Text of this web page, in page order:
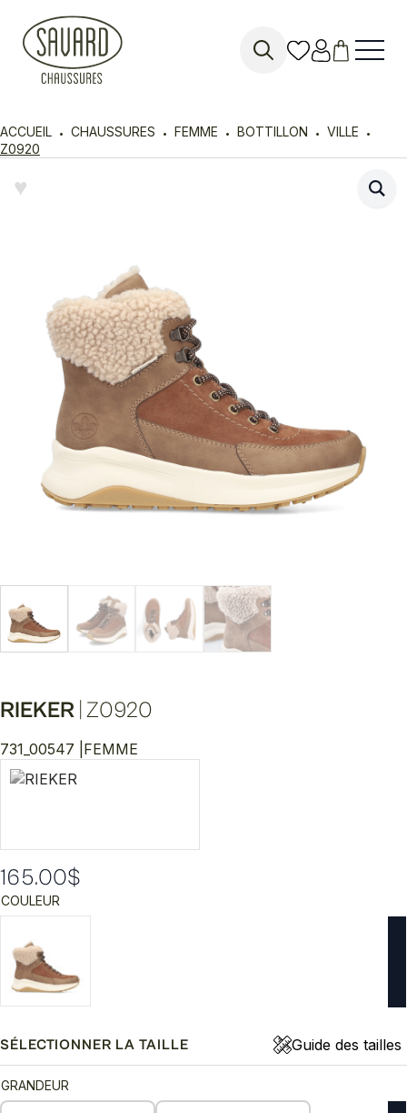
ACCUEIL CHAUSSURES FEMME BOTTILLON
VILLE
Z0920
♥︎
RIEKER Z0920
731_00547 | FEMME
165.00$
COULEUR
SÉLECTIONNER LA TAILLE Guide des tailles
GRANDEUR